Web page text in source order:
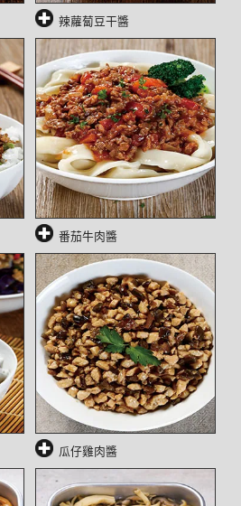
辣蘿蔔豆干醬
番茄牛肉醬
瓜仔雞肉醬